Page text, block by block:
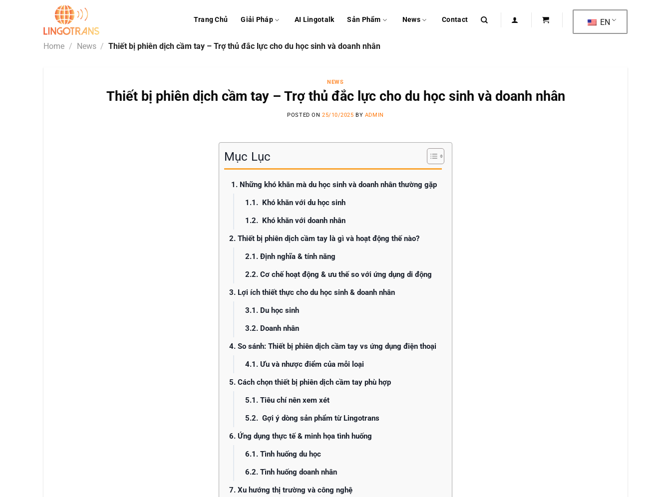
Trang Chủ Giải Pháp AI Lingotalk Sản Phẩm News Contact EN
Home / News / Thiết bị phiên dịch cầm tay – Trợ thủ đắc lực cho du học sinh và doanh nhân
NEWS
Thiết bị phiên dịch cầm tay – Trợ thủ đắc lực cho du học sinh và doanh nhân
POSTED ON 25/10/2025 BY ADMIN
Mục Lục
1. Những khó khăn mà du học sinh và doanh nhân thường gặp
1.1. Khó khăn với du học sinh
1.2. Khó khăn với doanh nhân
2. Thiết bị phiên dịch cầm tay là gì và hoạt động thế nào?
2.1. Định nghĩa & tính năng
2.2. Cơ chế hoạt động & ưu thế so với ứng dụng di động
3. Lợi ích thiết thực cho du học sinh & doanh nhân
3.1. Du học sinh
3.2. Doanh nhân
4. So sánh: Thiết bị phiên dịch cầm tay vs ứng dụng điện thoại
4.1. Ưu và nhược điểm của mỗi loại
5. Cách chọn thiết bị phiên dịch cầm tay phù hợp
5.1. Tiêu chí nên xem xét
5.2. Gợi ý dòng sản phẩm từ Lingotrans
6. Ứng dụng thực tế & minh họa tình huống
6.1. Tình huống du học
6.2. Tình huống doanh nhân
7. Xu hướng thị trường và công nghệ